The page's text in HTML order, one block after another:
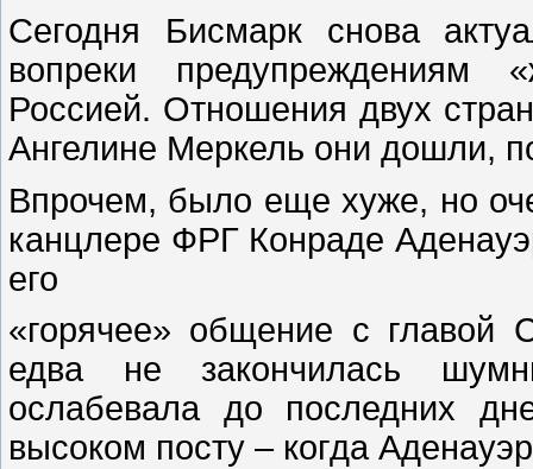
Сегодня Бисмарк снова
вопреки предупреждениям
Россией. Отношения двух
Ангелине Меркель они дошли,
Впрочем, было еще хуже, но
канцлере ФРГ Конраде
его
«горячее» общение с главой
едва не закончилась
ослабевала до последних
высоком посту – когда